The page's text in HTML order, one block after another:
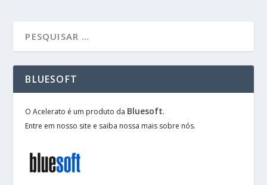
BLUESOFT
O Acelerato é um produto da Bluesoft.
Entre em nosso site e saiba nossa mais sobre nós.